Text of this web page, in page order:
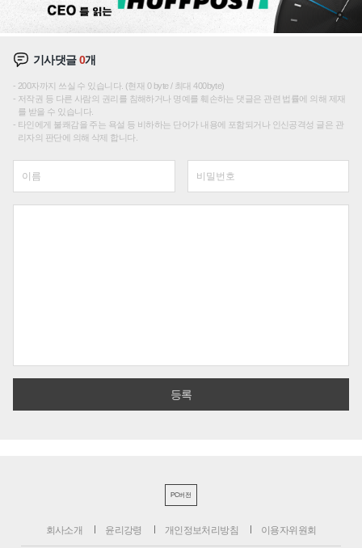
기사댓글0개
200자까지 쓰실 수 있습니다. (현재 0 byte / 최대 400byte)
저작권 등 다른 사람의 권리를 침해하거나 명예를 훼손하는 댓글은 관련 법률에 의해 제재
를 받을 수 있습니다.
타인에게 불쾌감을 주는 욕설 등 비하하는 단어가 내용에 포함되거나 인신공격성 글은 관
리자의 판단에 의해 삭제 합니다.
PC버전
회사소개 윤리강령 개인정보처리방침 이용자위원회